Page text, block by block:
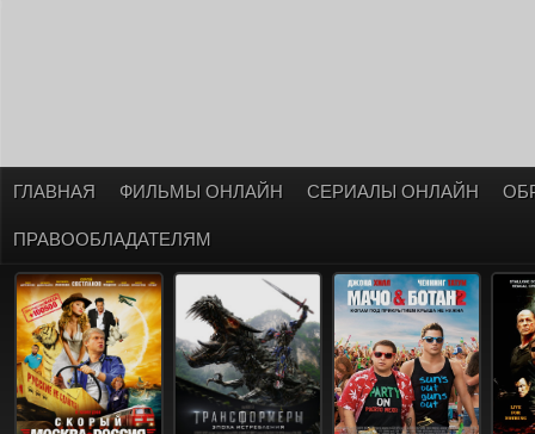
ГЛАВНАЯ ФИЛЬМЫ ОНЛАЙН СЕРИАЛЫ ОНЛАЙН
ПРАВООБЛАДАТЕЛЯМ